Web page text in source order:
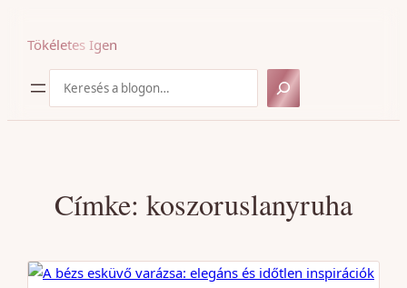
Tökéletes Igen
Címke: koszoruslanyruha